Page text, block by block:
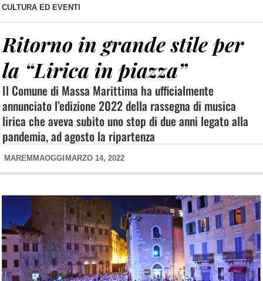
CULTURA ED EVENTI
Ritorno in grande stile per
la “Lirica in piazza”
Il Comune di Massa Marittima ha ufficialmente
annunciato l’edizione 2022 della rassegna di musica
lirica che aveva subito uno stop di due anni legato alla
pandemia, ad agosto la ripartenza
MAREMMAOGGI MARZO 14, 2022